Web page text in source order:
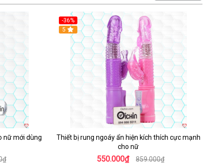
nữ mới dùng
-36%
Hot
5
Thiết bị rung ngoáy ẩn hiện kích thích cực mạnh
cho nữ
550.000₫ 859.000₫